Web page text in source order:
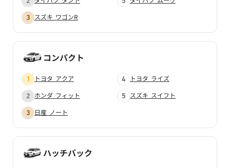
スズキ
37.7万円
UP
MOTA査定実績
※2022年式（令和4年）買取相場
10
アクア
スズキ ワゴンR
コンパクト
トヨタ アクア
ホンダ フィット
日産 ノート
トヨタ ライズ
スズキ スイフト
ハッチバック